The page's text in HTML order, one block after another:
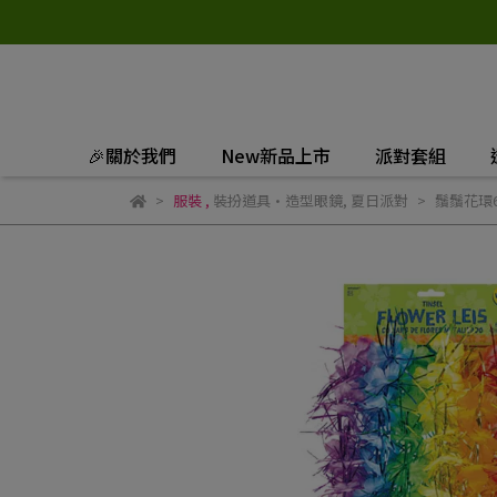
🎉關於我們 New新品上市 派對套組
服裝, 裝扮道具·造型眼鏡, 夏日派對 鬚鬚花